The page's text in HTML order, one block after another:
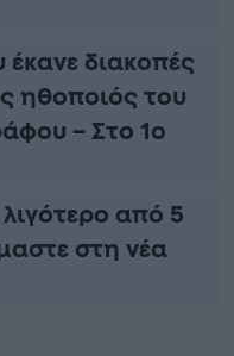
διακοπές
ηθοποιός του
– Στο 1ο
από 5
στη νέα